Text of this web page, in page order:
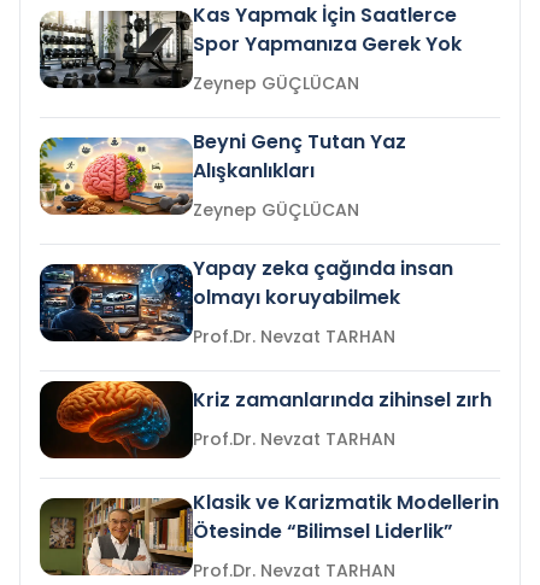
Kas Yapmak İçin Saatlerce
Spor Yapmanıza Gerek Yok
Zeynep GÜÇLÜCAN
Beyni Genç Tutan Yaz
Alışkanlıkları
Zeynep GÜÇLÜCAN
Yapay zeka çağında insan
olmayı koruyabilmek
Prof.Dr. Nevzat TARHAN
Kriz zamanlarında zihinsel zırh
Prof.Dr. Nevzat TARHAN
Klasik ve Karizmatik Modellerin
Ötesinde “Bilimsel Liderlik”
Prof.Dr. Nevzat TARHAN